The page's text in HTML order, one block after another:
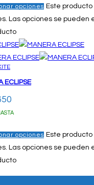
opciones Este
Las opciones se pueden
ECLIPSE
opciones Este
Las opciones se pueden